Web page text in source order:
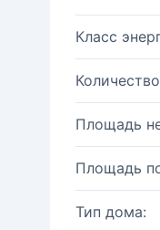
Класс
Площадь
Площадь
Тип дома: